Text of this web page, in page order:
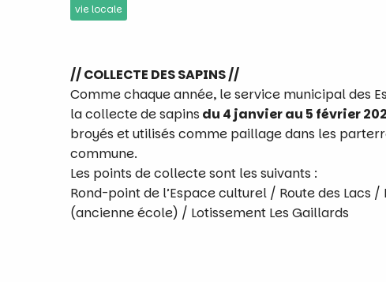
vie locale
// COLLECTE DES SAPINS //
Comme chaque année, le service municipal des
la collecte de sapinsdu 4 janvier au 5 février
broyés et utilisés comme paillage dans les
commune.
Les points de collecte sont les suivants :
Rond-point de l’Espace culturel / Route des Lacs /
(ancienne école) / Lotissement Les Gaillards